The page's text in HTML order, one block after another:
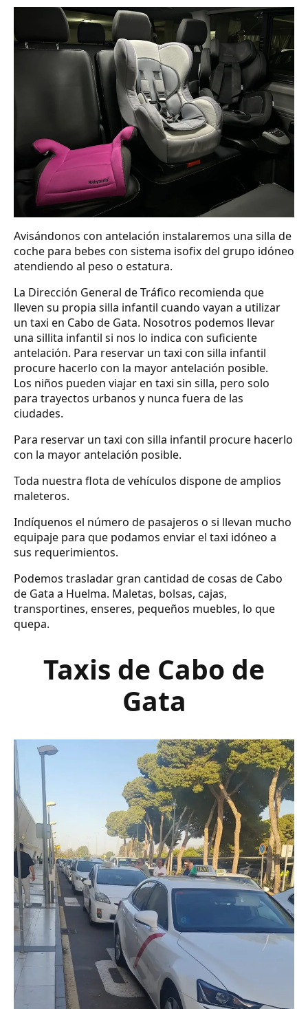
Avisándonos con antelación instalaremos una silla de
coche para bebes con sistema isofix del grupo idóneo
atendiendo al peso o estatura.
La Dirección General de Tráfico recomienda que
lleven su propia silla infantil cuando vayan a utilizar
un taxi en Cabo de Gata. Nosotros podemos llevar
una sillita infantil si nos lo indica con suficiente
antelación. Para reservar un taxi con silla infantil
procure hacerlo con la mayor antelación posible.
Los niños pueden viajar en taxi sin silla, pero solo
para trayectos urbanos y nunca fuera de las
ciudades.
Para reservar un taxi con silla infantil procure hacerlo
con la mayor antelación posible.
Toda nuestra flota de vehículos dispone de amplios
maleteros.
Indíquenos el número de pasajeros o si llevan mucho
equipaje para que podamos enviar el taxi idóneo a
sus requerimientos.
Podemos trasladar gran cantidad de cosas de Cabo
de Gata a Huelma. Maletas, bolsas, cajas,
transportines, enseres, pequeños muebles, lo que
quepa.
Taxis de Cabo de
Gata